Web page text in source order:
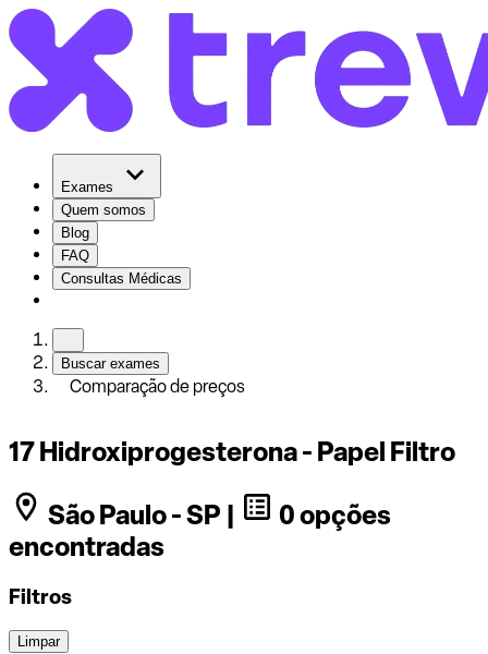
Exames
Quem somos
Blog
FAQ
Consultas Médicas
Buscar exames
Comparação de preços
17 Hidroxiprogesterona - Papel Filtro
São Paulo - SP |
0 opções
encontradas
Filtros
Limpar